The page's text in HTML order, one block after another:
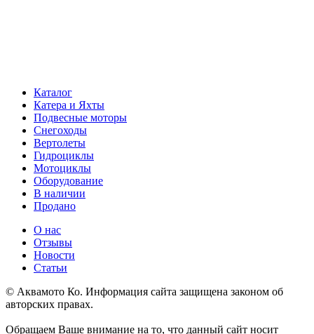
Каталог
Катера и Яхты
Подвесные моторы
Снегоходы
Вертолеты
Гидроциклы
Мотоциклы
Оборудование
В наличии
Продано
О нас
Отзывы
Новости
Статьи
© Аквамото Ко. Информация сайта защищена законом об
авторских правах.
Обращаем Ваше внимание на то, что данный сайт носит